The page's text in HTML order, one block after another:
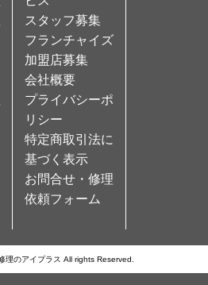
スタッフ募集
フランチャイズ
加盟店募集
会社概要
プライバシーポ
リシー
特定商取引法に
基づく表示
お問合せ・修理
依頼フォーム
理のアイプラス All rights Reserved.